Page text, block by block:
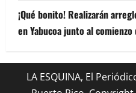
¡Qué bonito! Realizarán
en Yabucoa junto al
LA ESQUINA, El